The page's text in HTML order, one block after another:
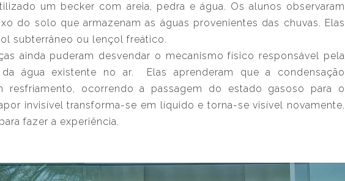
um becker com areia, pedra e água. Os alunos observaram
do solo que armazenam as águas provenientes das chuvas. Elas
subterrâneo ou lençol freático.
ainda puderam desvendar o mecanismo físico responsável pela
água existente no ar. Elas aprenderam que a condensação
resfriamento, ocorrendo a passagem do estado gasoso para o
invisível transforma-se em líquido e torna-se visível novamente.
fazer a experiência.